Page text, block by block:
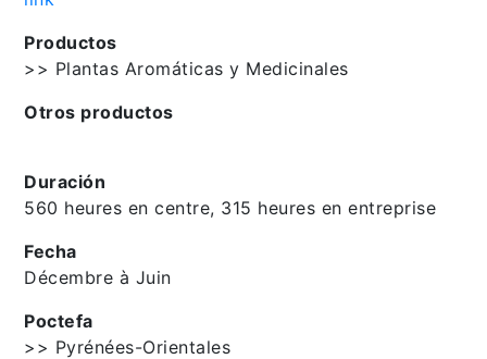
Productos
>> Plantas Aromáticas y Medicinales
Otros productos
Duración
560 heures en centre, 315 heures en entreprise
Fecha
Décembre à Juin
Poctefa
>> Pyrénées-Orientales